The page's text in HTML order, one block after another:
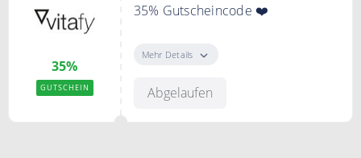
35%
GUTSCHEIN
35% Gutscheincode ❤️
Kategorie "Alles muss raus". Nicht
kombinierbar. Einzelne, speziell
gekennzeichnete Produkte können
Mehr Details
Abgelaufen